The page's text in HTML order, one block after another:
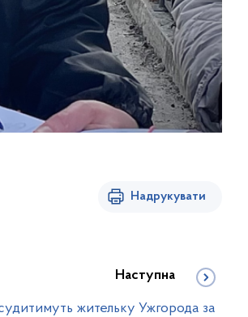
Надрукувати
Наступна
жительку Ужгорода за